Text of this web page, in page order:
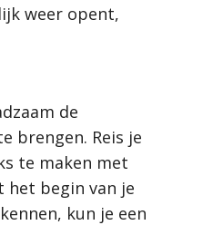
weer opent,
de
brengen. Reis je
te maken met
begin van je
kun je een